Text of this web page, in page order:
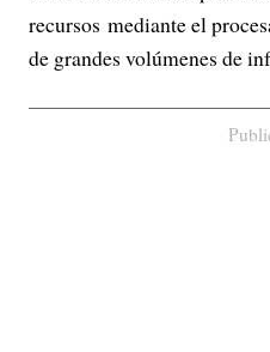
recursos mediante el
de grandes volúmenes de